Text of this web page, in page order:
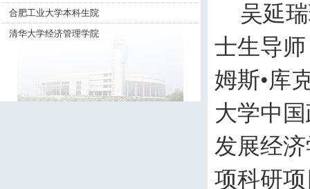
合肥工业大学本科生院
清华大学经济管理学院
吴延
士生导
姆斯•库
大学中
发展经
项科研